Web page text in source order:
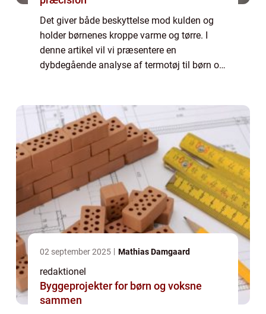
Det giver både beskyttelse mod kulden og
holder børnenes kroppe varme og tørre. I
denne artikel vil vi præsentere en
dybdegående analyse af termotøj til børn og
Term...
02 september 2025 Mathias Damgaard
redaktionel
Byggeprojekter for børn og voksne
sammen